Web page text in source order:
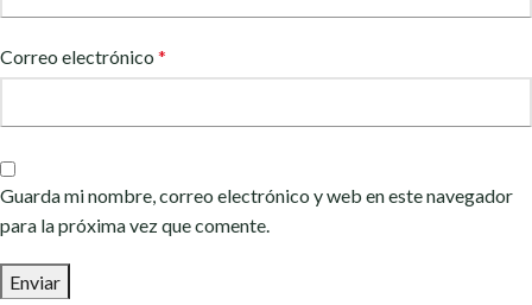
Correo electrónico *
Guarda mi nombre, correo electrónico y web en este navegador
para la próxima vez que comente.